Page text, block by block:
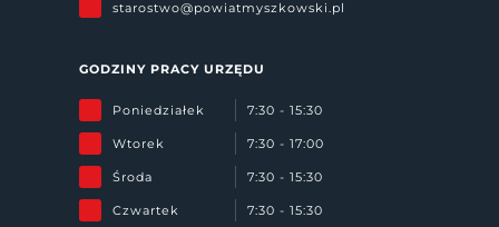
starostwo@powiatmyszkowski.pl
GODZINY PRACY URZĘDU
Poniedziałek 7:30 - 15:30
Wtorek 7:30 - 17:00
Środa 7:30 - 15:30
Czwartek 7:30 - 15:30